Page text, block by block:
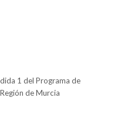
1 del Programa de
de Murcia